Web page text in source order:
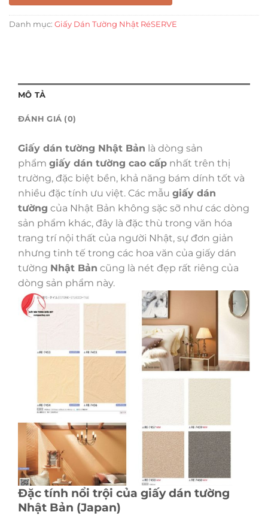
Danh mục: Giấy Dán Tường Nhật RéSERVE
MÔ TẢ
ĐÁNH GIÁ (0)
Giấy dán tường Nhật Bản là dòng sản
phẩm giấy dán tường cao cấp nhất trên thị
trường, đặc biệt bền, khả năng bám dính tốt và
nhiều đặc tính ưu việt. Các mẫu giấy dán
tường của Nhật Bản không sặc sỡ như các dòng
sản phẩm khác, đây là đặc thù trong văn hóa
trang trí nội thất của người Nhật, sự đơn giản
nhưng tinh tế trong các hoa văn của giấy dán
tường Nhật Bản cũng là nét đẹp rất riêng của
dòng sản phẩm này.
Đặc tính nổi trội của giấy dán tường
Nhật Bản (Japan)